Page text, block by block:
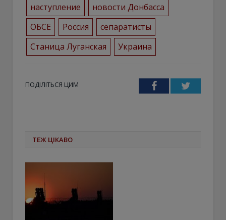
наступление
новости Донбасса
ОБСЕ
Россия
сепаратисты
Станица Луганская
Украина
ПОДІЛІТЬСЯ ЦИМ FacebookTwitter
ТЕЖ ЦІКАВО